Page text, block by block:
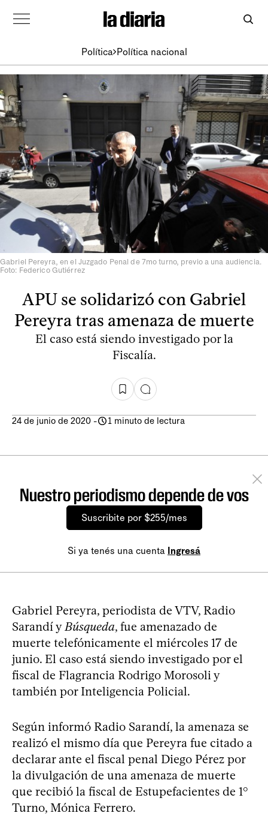
Política Política nacional
Gabriel Pereyra, en el Juzgado Penal de 7mo turno, previo a una audiencia.
Foto: Federico Gutiérrez
APU se solidarizó con Gabriel
Pereyra tras amenaza de muerte
El caso está siendo investigado por la
Fiscalía.
24 de junio de 2020 - 1 minuto de lectura
Nuestro periodismo depende de vos
Suscribite por $255/mes
Si ya tenés una cuenta Ingresá
Gabriel Pereyra, periodista de VTV, Radio
Sarandí y Búsqueda, fue amenazado de
muerte telefónicamente el miércoles 17 de
junio. El caso está siendo investigado por el
fiscal de Flagrancia Rodrigo Morosoli y
también por Inteligencia Policial.
Según informó Radio Sarandí, la amenaza se
realizó el mismo día que Pereyra fue citado a
declarar ante el fiscal penal Diego Pérez por
la divulgación de una amenaza de muerte
que recibió la fiscal de Estupefacientes de 1°
Turno, Mónica Ferrero.